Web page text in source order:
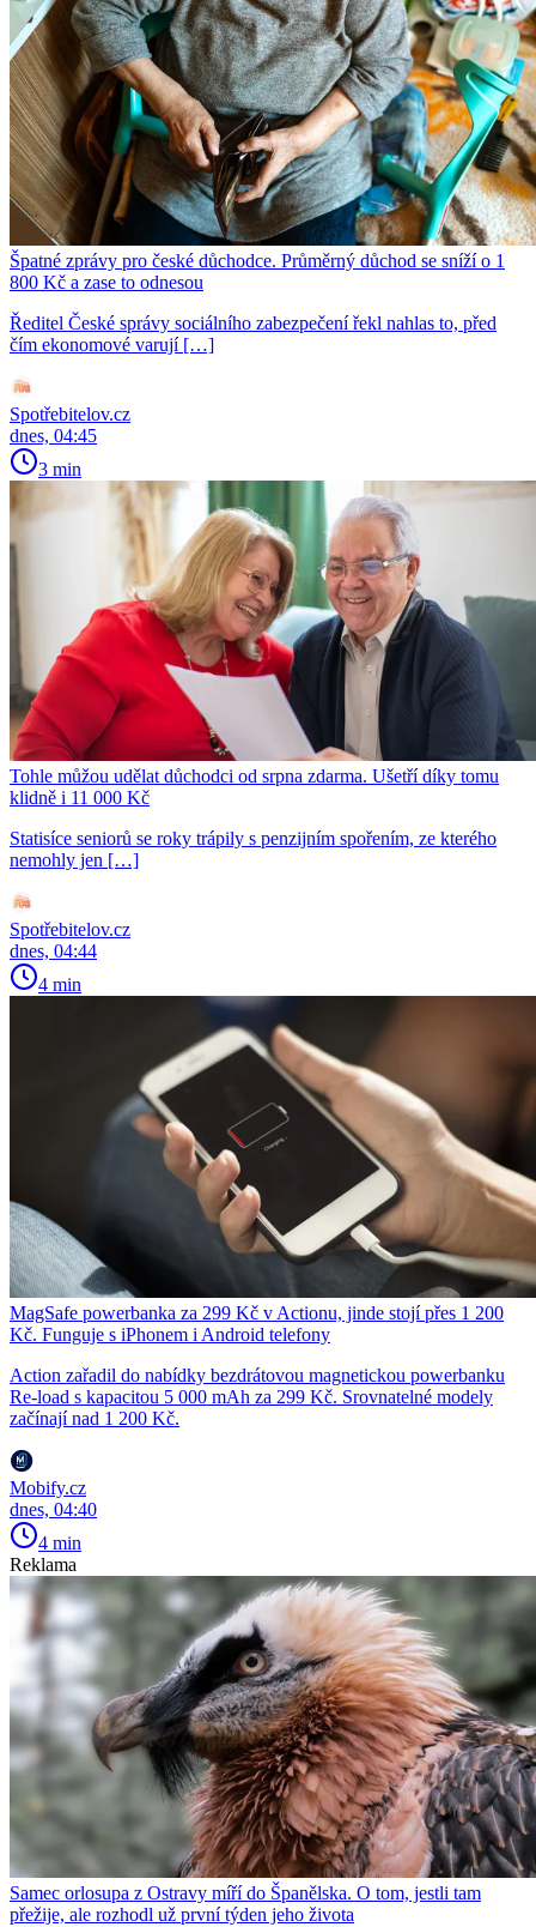
Špatné zprávy pro české důchodce. Průměrný důchod se sníží o 1
800 Kč a zase to odnesou
Ředitel České správy sociálního zabezpečení řekl nahlas to, před
čím ekonomové varují […]
Spotřebitelov.cz
dnes, 04:45
3 min
Tohle můžou udělat důchodci od srpna zdarma. Ušetří díky tomu
klidně i 11 000 Kč
Statisíce seniorů se roky trápily s penzijním spořením, ze kterého
nemohly jen […]
Spotřebitelov.cz
dnes, 04:44
4 min
MagSafe powerbanka za 299 Kč v Actionu, jinde stojí přes 1 200
Kč. Funguje s iPhonem i Android telefony
Action zařadil do nabídky bezdrátovou magnetickou powerbanku
Re-load s kapacitou 5 000 mAh za 299 Kč. Srovnatelné modely
začínají nad 1 200 Kč.
Mobify.cz
dnes, 04:40
4 min
Reklama
Samec orlosupa z Ostravy míří do Španělska. O tom, jestli tam
přežije, ale rozhodl už první týden jeho života